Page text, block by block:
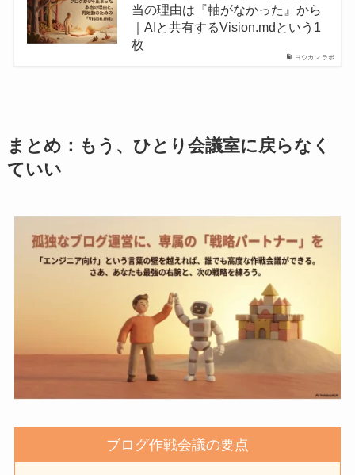
ヨウカン ラボ
当の理由は『軸がなかった』から
｜AIと共有するVision.mdという1
枚
まとめ：もう、ひとり会議室に戻らなく
ていい
ブログ作戦会議の要点